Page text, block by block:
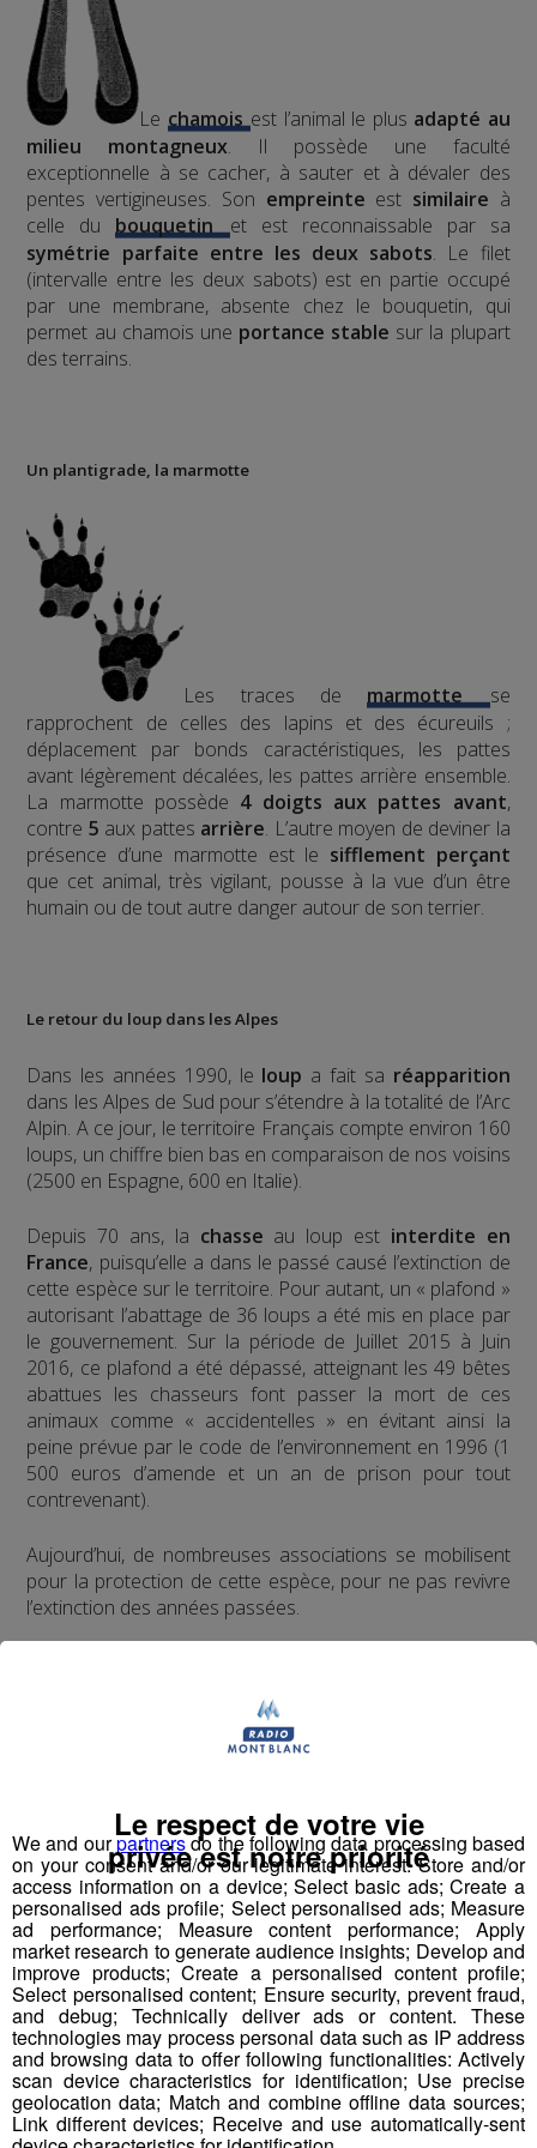
Le chamois est l’animal le plus adapté au
milieu montagneux. Il possède une faculté
exceptionnelle à se cacher, à sauter et à dévaler des
pentes vertigineuses. Son empreinte est similaire à
celle dubouquetin et est reconnaissable par sa
symétrie parfaite entre les deux sabots. Le filet
(intervalle entre les deux sabots) est en partie occupé
par une membrane, absente chez le bouquetin, qui
permet au chamois une portance stable sur la plupart
des terrains.
Un plantigrade, la marmotte
Les traces demarmotte
se
rapprochent de celles des lapins et des écureuils ;
déplacement par bonds caractéristiques, les pattes
avant légèrement décalées, les pattes arrière ensemble.
La marmotte possède 4 doigts aux pattes avant,
contre 5 aux pattes arrière. L’autre moyen de deviner la
présence d’une marmotte est le sifflement perçant
que cet animal, très vigilant, pousse à la vue d’un être
humain ou de tout autre danger autour de son terrier.
Le retour du loup dans les Alpes
Dans les années 1990, le loup a fait sa réapparition
dans les Alpes de Sud pour s’étendre à la totalité de l’Arc
Alpin. A ce jour, le territoire Français compte environ 160
loups, un chiffre bien bas en comparaison de nos voisins
(2500 en Espagne, 600 en Italie).
Depuis 70 ans, la chasse au loup est interdite en
France, puisqu’elle a dans le passé causé l’extinction de
cette espèce sur le territoire. Pour autant, un « plafond »
autorisant l’abattage de 36 loups a été mis en place par
le gouvernement. Sur la période de Juillet 2015 à Juin
2016, ce plafond a été dépassé, atteignant les 49 bêtes
abattues les chasseurs font passer la mort de ces
animaux comme « accidentelles » en évitant ainsi la
peine prévue par le code de l’environnement en 1996 (1
500 euros d’amende et un an de prison pour tout
contrevenant).
Aujourd’hui, de nombreuses associations se mobilisent
pour la protection de cette espèce, pour ne pas revivre
l’extinction des années passées.
Partager sur Facebook
Partager sur Twitter
Testé Approuvé | Faites du Saut à
l'élastique... en vélo avec Jessica !
Publié par La rédaction Montblanclive-27 juin 2018 à 10h00
-Mis à jour le 16 août 2018 à 15h34
We and ourpartnersdo the following data processing based
on your consent and/or our legitimate interest: Store and/or
access information on a device; Select basic ads; Create a
personalised ads profile; Select personalised ads; Measure
ad performance; Measure content performance; Apply
market research to generate audience insights; Develop and
improve products; Create a personalised content profile;
Select personalised content; Ensure security, prevent fraud,
and debug; Technically deliver ads or content. These
technologies may process personal data such as IP address
and browsing data to offer following functionalities: Actively
scan device characteristics for identification; Use precise
geolocation data; Match and combine offline data sources;
Link different devices; Receive and use automatically-sent
Le respect de votre vie
privée est notre priorité